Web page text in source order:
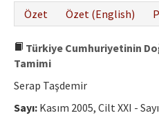
Özet
Özet (English)
Türkiye Cumhuriyetinin
Tamimi
Serap Taşdemir
Sayı: Kasım 2005, Cilt XXI -